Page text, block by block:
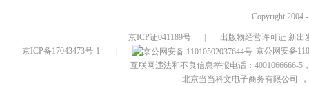
Copyright 2004
京ICP证041189号
出版物经营许可证 新出
京ICP备17043473号-1
京公网安备
互联网违法和不良信息举报电话：4001066666-5
北京当当科文电子商务有限公司